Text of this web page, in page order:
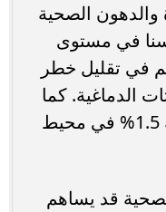
والدهون الصحية
في مستوى
في تقليل خطر
الدماغية. كما
أظهرت الدراسة تقليصا بنسبة 1.5% في محيط
قد يساهم